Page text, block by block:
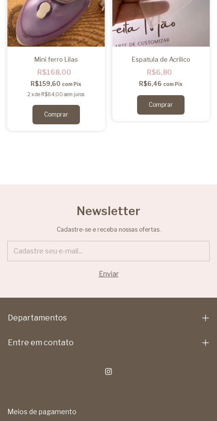
Mini ferro Lilas
R$168,00
R$159,60com Pix
2 xde R$84,00 sem juros
Espatula de Acrilico
R$6,80
R$6,46com Pix
Newsletter
Cadastre-se e receba nossas ofertas.
Departamentos
Entre em contato
Meios de pagamento